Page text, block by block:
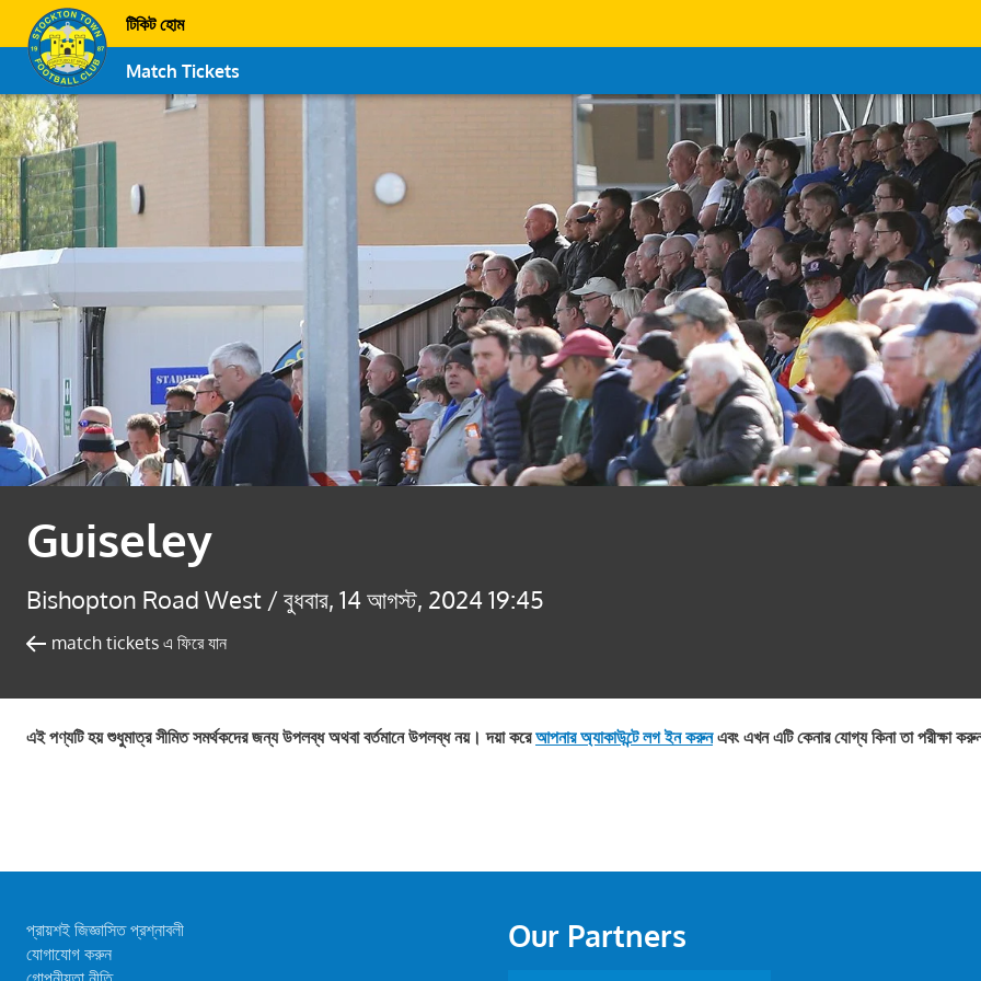
টিকিট হোম
Match Tickets
Guiseley
Bishopton Road West /বুধবার, 14 আগস্ট, 2024 19:45
match tickets এ ফিরে যান
এই পণ্যটি হয় শুধুমাত্র সীমিত সমর্থকদের জন্য উপলব্ধ অথবা বর্তমানে উপলব্ধ নয়। দয়া করেআপনার অ্যাকাউন্টে লগ ইন করুনএবং এখন এটি কেনার যোগ্য কিনা তা পরীক্ষা
প্রায়শই জিজ্ঞাসিত প্রশ্নাবলী
যোগাযোগ করুন
Our Partners